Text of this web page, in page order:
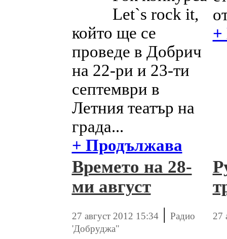
Let`s rock it,
който ще се
проведе в Добрич
на 22-ри и 23-ти
септември в
Летния театър на
града...
+ Продължава
+
Времето на 28-
ми август
27 август 2012 15:34| Радио
'Добруджа"
27